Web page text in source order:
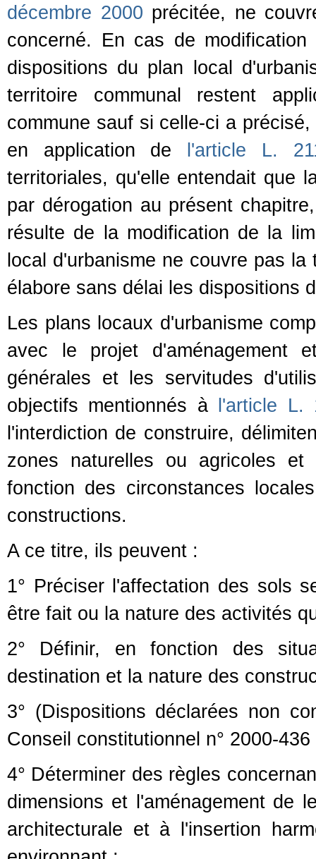
décembre 2000 précitée, ne
concerné. En cas de
dispositions du plan local
territoire communal restent
commune sauf si celle-ci a
en application de
l'article L.
territoriales, qu'elle entendait que
par dérogation au présent
résulte de la modification de la
local d'urbanisme ne couvre pas
élabore sans délai les dispositions
Les plans locaux d'urbanisme
avec le projet d'aménagement
générales et les servitudes
objectifs mentionnés à
l'article L.
l'interdiction de construire,
zones naturelles ou agricoles
fonction des circonstances
constructions.
A ce titre, ils peuvent :
1° Préciser l'affectation des sols
être fait ou la nature des activités
2° Définir, en fonction des
destination et la nature des
3° (Dispositions déclarées non
Conseil constitutionnel n° 2000-
4° Déterminer des règles
dimensions et l'aménagement de
architecturale et à l'insertion